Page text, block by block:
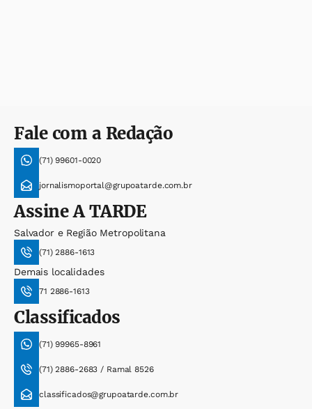
Fale com a Redação
(71) 99601-0020
jornalismoportal@grupoatarde.com.br
AssineA TARDE
Salvador e Região Metropolitana
(71) 2886-1613
Demais localidades
71 2886-1613
Classificados
(71) 99965-8961
(71) 2886-2683 / Ramal 8526
classificados@grupoatarde.com.br